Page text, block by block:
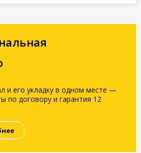
и его укладку в одном месте —
по договору и гарантия 12